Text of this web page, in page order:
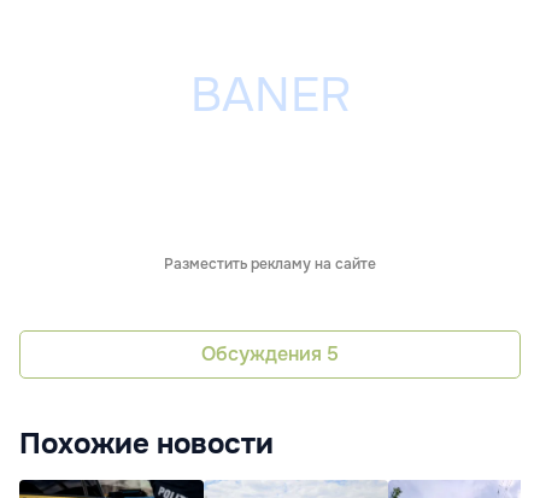
Разместить рекламу на сайте
Обсуждения 5
Похожие новости